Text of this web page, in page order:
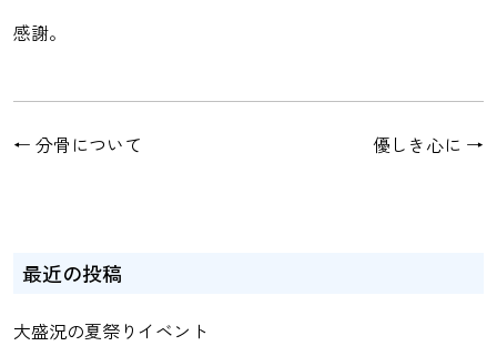
感謝。
← 分骨について 優しき心に →
最近の投稿
大盛況の夏祭りイベント